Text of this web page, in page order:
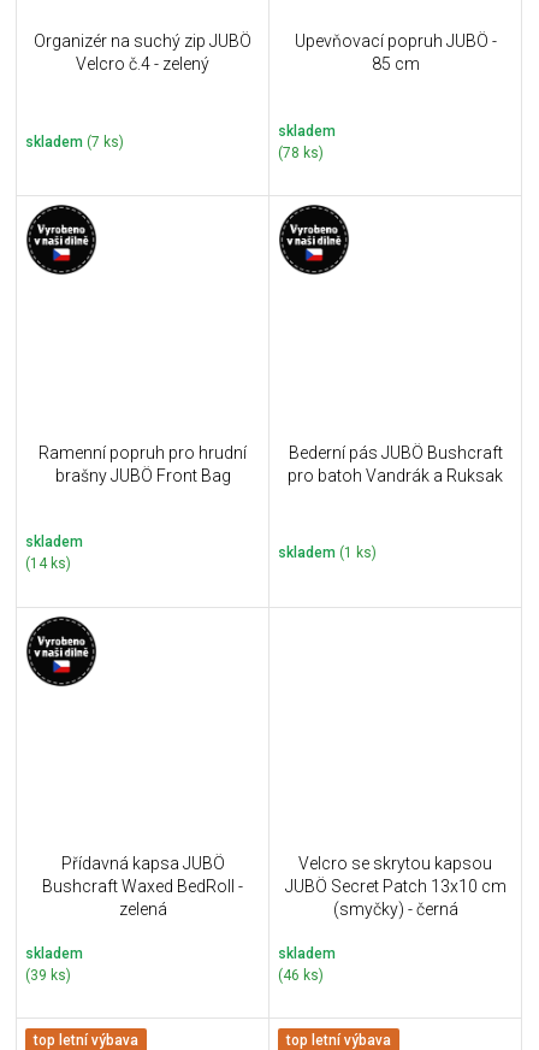
Organizér na suchý zip JUBÖ
Velcro č.4 - zelený
skladem (7 ks)
Upevňovací popruh JUBÖ -
85 cm
skladem
(78 ks)
Ramenní popruh pro hrudní
brašny JUBÖ Front Bag
skladem
(14 ks)
Bederní pás JUBÖ Bushcraft
pro batoh Vandrák a Ruksak
skladem (1 ks)
Přídavná kapsa JUBÖ
Bushcraft Waxed BedRoll -
zelená
skladem
(39 ks)
Velcro se skrytou kapsou
JUBÖ Secret Patch 13x10 cm
(smyčky) - černá
skladem
(46 ks)
top letní výbava top letní výbava